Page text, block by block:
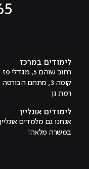
לימודים במרכז
רחוב שוהם 5, מגדלי פז
קומה 3, מתחם הבורסה
רמת גן
לימודים אונליין
אנחנו גם מלמדים אונליין
במשרה מלאה!